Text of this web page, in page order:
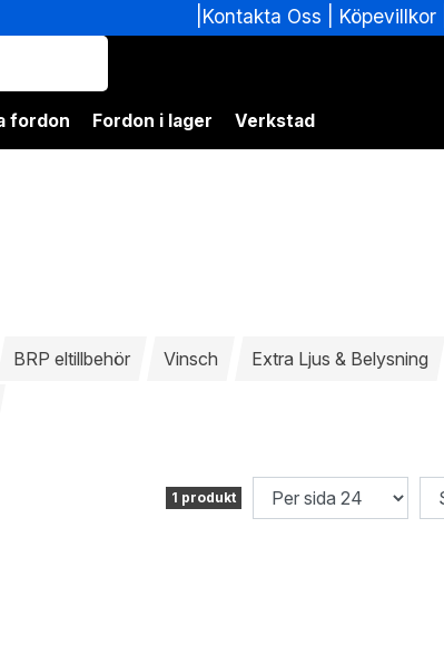
Köpevillkor|
fordon Fordon i lager Verkstad
BRP eltillbehör Vinsch Extra Ljus & Belysning
1 produkt